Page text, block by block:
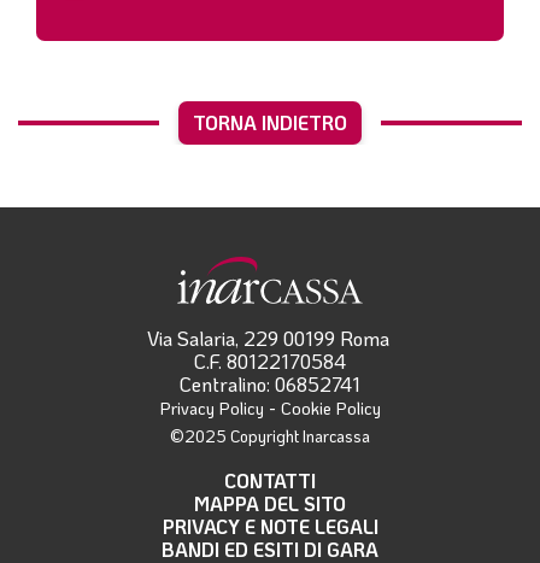
TORNA INDIETRO
Via Salaria, 229 00199 Roma
C.F. 80122170584
Centralino: 06852741
Privacy Policy - Cookie Policy
©2025 Copyright Inarcassa
CONTATTI
MAPPA DEL SITO
PRIVACY E NOTE LEGALI
BANDI ED ESITI DI GARA